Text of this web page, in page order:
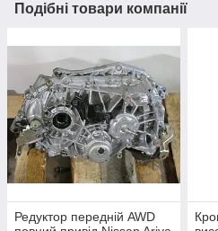
Подібні товари компанії
Редуктор передній AWD